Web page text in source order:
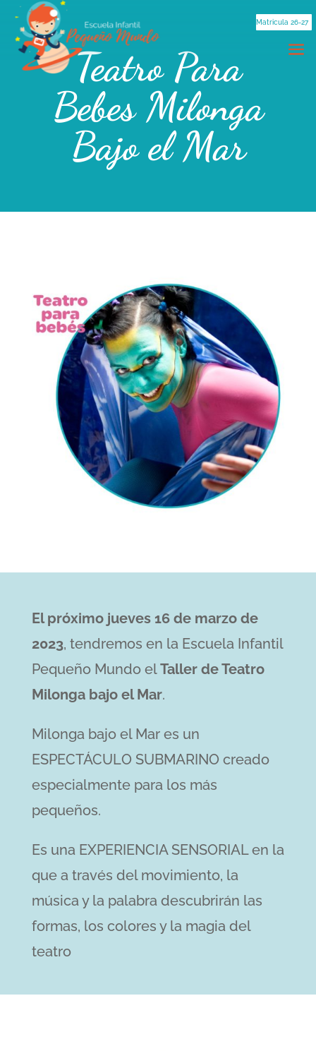
Matricula 26-27
Teatro Para
Bebes Milonga
Bajo el Mar
El próximo jueves 16 de marzo de
2023, tendremos en la Escuela Infantil
Pequeño Mundo elTaller de Teatro
Milonga bajo el Mar.
Milonga bajo el Mar es un
ESPECTÁCULO SUBMARINO creado
especialmente para los más
pequeños.
Es una EXPERIENCIA SENSORIAL en la
que a través del movimiento, la
música y la palabra descubrirán las
formas, los colores y la magia del
teatro